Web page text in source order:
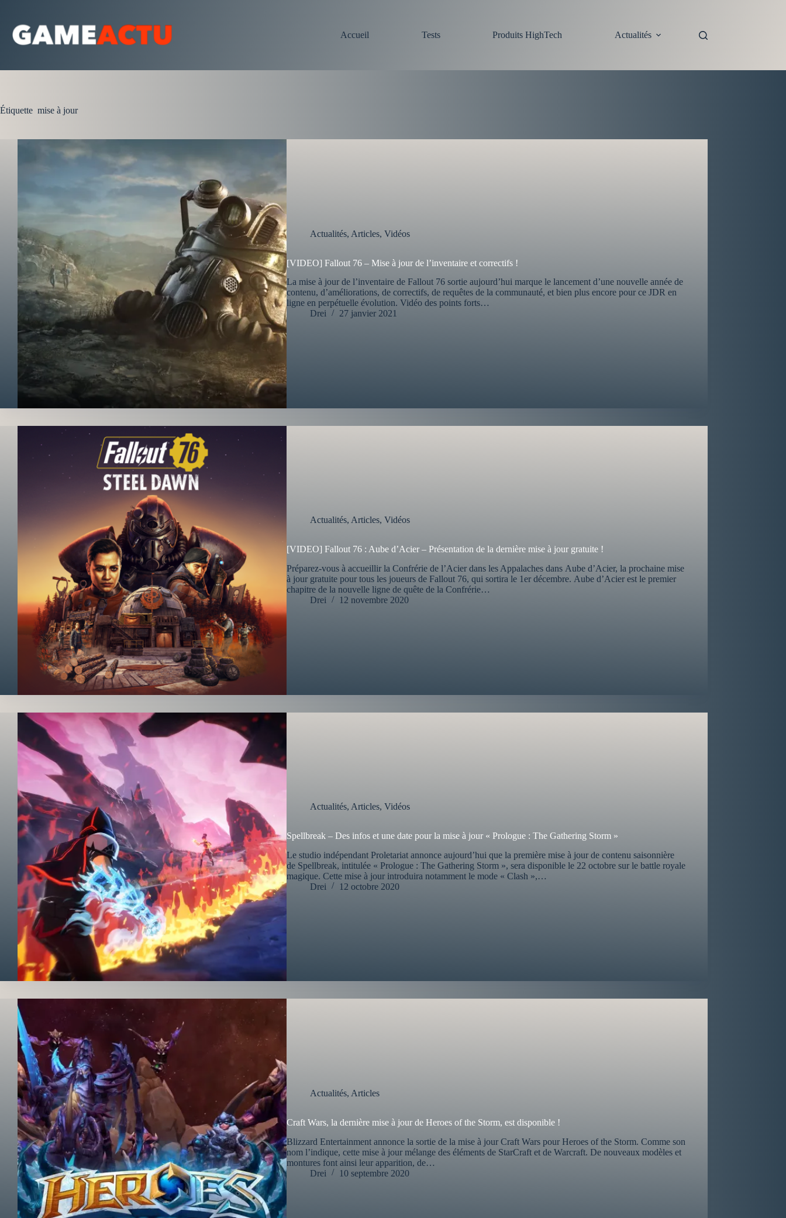
contenu
Accueil
Tests Produits HighTech Actualités
Étiquette mise à jour
Actualités, Articles, Vidéos
[VIDEO] Fallout 76 – Mise à jour de l’inventaire et correctifs !
La mise à jour de l’inventaire de Fallout 76 sortie aujourd’hui marque le lancement d’une nouvelle année de
contenu, d’améliorations, de correctifs, de requêtes de la communauté, et bien plus encore pour ce JDR en
ligne en perpétuelle évolution. Vidéo des points forts…
Drei
27 janvier 2021
Actualités, Articles, Vidéos
[VIDEO] Fallout 76 : Aube d’Acier – Présentation de la dernière mise à jour gratuite !
Préparez-vous à accueillir la Confrérie de l’Acier dans les Appalaches dans Aube d’Acier, la prochaine mise
à jour gratuite pour tous les joueurs de Fallout 76, qui sortira le 1er décembre. Aube d’Acier est le premier
chapitre de la nouvelle ligne de quête de la Confrérie…
Drei
12 novembre 2020
Actualités, Articles, Vidéos
Spellbreak – Des infos et une date pour la mise à jour « Prologue : The Gathering Storm »
Le studio indépendant Proletariat annonce aujourd’hui que la première mise à jour de contenu saisonnière
de Spellbreak, intitulée « Prologue : The Gathering Storm », sera disponible le 22 octobre sur le battle royale
magique. Cette mise à jour introduira notamment le mode « Clash »,…
Drei
12 octobre 2020
Actualités, Articles
Craft Wars, la dernière mise à jour de Heroes of the Storm, est disponible !
Blizzard Entertainment annonce la sortie de la mise à jour Craft Wars pour Heroes of the Storm. Comme son
nom l’indique, cette mise à jour mélange des éléments de StarCraft et de Warcraft. De nouveaux modèles et
montures font ainsi leur apparition, de…
Drei
10 septembre 2020